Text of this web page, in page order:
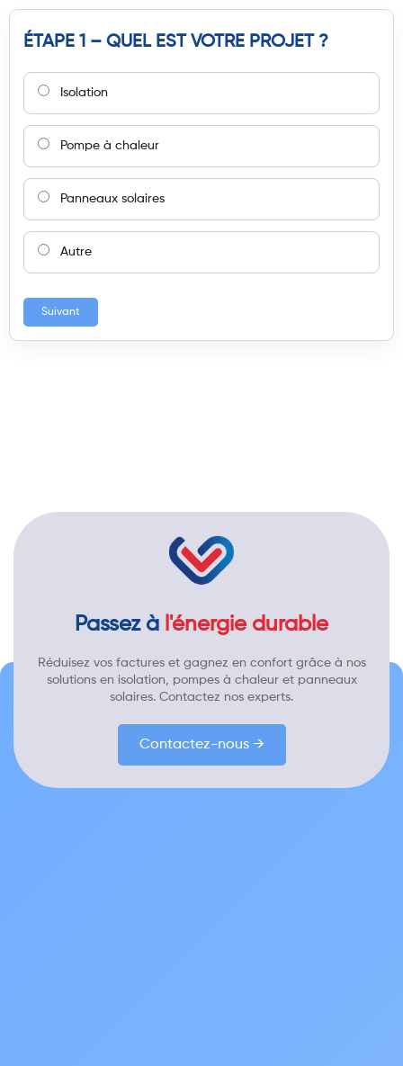
ÉTAPE 1 – QUEL EST VOTRE PROJET ?
Isolation
Pompe à chaleur
Panneaux solaires
Autre
Suivant
Passez à l'énergie durable
Réduisez vos factures et gagnez en confort grâce à nos
solutions en isolation, pompes à chaleur et panneaux
solaires. Contactez nos experts.
Contactez-nous →